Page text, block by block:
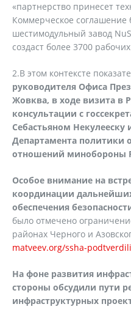
«партнерство принесет
Коммерческое соглашение
шестимодульный завод
создаст более 3700
2.В этом контексте
руководителя Офиса
Жовква, в ходе визита в
консультации с
Себастьяном Некулееску
Департамента
отношений минобороны
Особое внимание на
координации
обеспечения
было отмечено
районах Черного и
matveev.org/ssha-
На фоне развития
стороны обсудили пути
инфраструктурных